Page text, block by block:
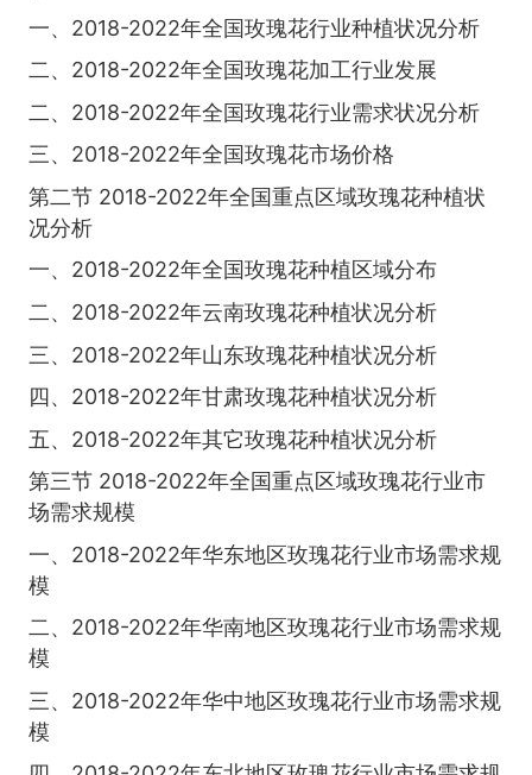
一、2018-2022年全国玫瑰花行业种植状况分析
二、2018-2022年全国玫瑰花加工行业发展
二、2018-2022年全国玫瑰花行业需求状况分析
三、2018-2022年全国玫瑰花市场价格
第二节 2018-2022年全国重点区域玫瑰花种植状
况分析
一、2018-2022年全国玫瑰花种植区域分布
二、2018-2022年云南玫瑰花种植状况分析
三、2018-2022年山东玫瑰花种植状况分析
四、2018-2022年甘肃玫瑰花种植状况分析
五、2018-2022年其它玫瑰花种植状况分析
第三节 2018-2022年全国重点区域玫瑰花行业市
场需求规模
一、2018-2022年华东地区玫瑰花行业市场需求规
模
二、2018-2022年华南地区玫瑰花行业市场需求规
模
三、2018-2022年华中地区玫瑰花行业市场需求规
模